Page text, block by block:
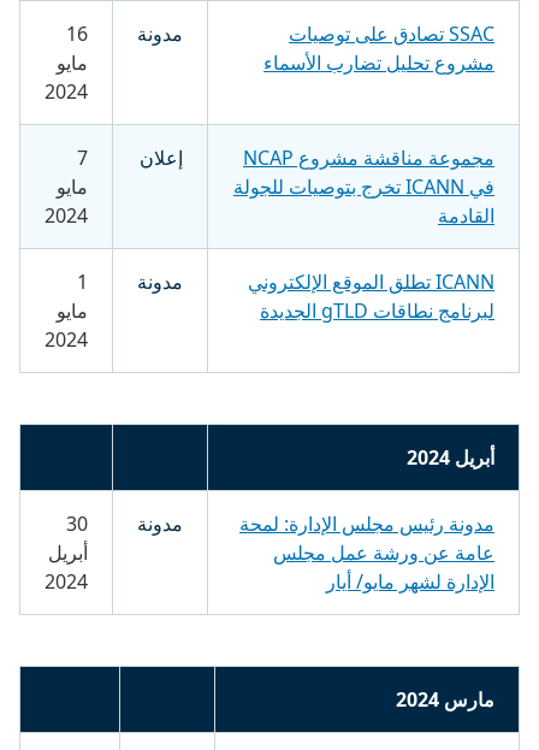
SSAC تصادق على توصيات
مشروع تحليل تضارب الأسماء
مدونة
16
مايو
2024
مجموعة مناقشة مشروع NCAP
في ICANN تخرج بتوصيات للجولة
القادمة
إعلان
مايو
2024
ICANN تطلق الموقع الإلكتروني
لبرنامج نطاقات gTLD الجديدة
مدونة
مايو
2024
أبريل 2024
مدونة رئيس مجلس الإدارة: لمحة
عامة عن ورشة عمل مجلس
الإدارة لشهر مايو/ أيار
مدونة
30
أبريل
2024
مارس 2024